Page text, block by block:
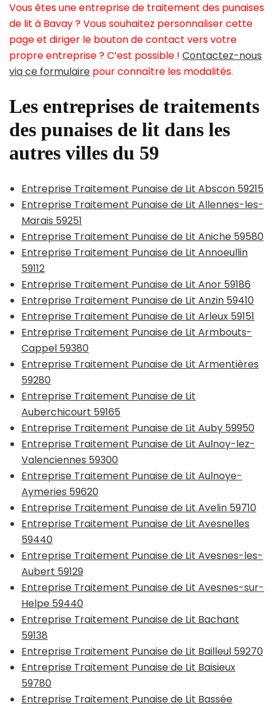
Vous êtes une entreprise de traitement des punaises
de lit à Bavay ? Vous souhaitez personnaliser cette
page et diriger le bouton de contact vers votre
propre entreprise ? C’est possible ! Contactez-nous
via ce formulaire pour connaître les modalités.
Les entreprises de traitements
des punaises de lit dans les
autres villes du 59
Entreprise Traitement Punaise de Lit Abscon 59215
Entreprise Traitement Punaise de Lit Allennes-les-
Marais 59251
Entreprise Traitement Punaise de Lit Aniche 59580
Entreprise Traitement Punaise de Lit Annoeullin
59112
Entreprise Traitement Punaise de Lit Anor 59186
Entreprise Traitement Punaise de Lit Anzin 59410
Entreprise Traitement Punaise de Lit Arleux 59151
Entreprise Traitement Punaise de Lit Armbouts-
Cappel 59380
Entreprise Traitement Punaise de Lit Armentières
59280
Entreprise Traitement Punaise de Lit
Auberchicourt 59165
Entreprise Traitement Punaise de Lit Auby 59950
Entreprise Traitement Punaise de Lit Aulnoy-lez-
Valenciennes 59300
Entreprise Traitement Punaise de Lit Aulnoye-
Aymeries 59620
Entreprise Traitement Punaise de Lit Avelin 59710
Entreprise Traitement Punaise de Lit Avesnelles
59440
Entreprise Traitement Punaise de Lit Avesnes-les-
Aubert 59129
Entreprise Traitement Punaise de Lit Avesnes-sur-
Helpe 59440
Entreprise Traitement Punaise de Lit Bachant
59138
Entreprise Traitement Punaise de Lit Bailleul 59270
Entreprise Traitement Punaise de Lit Baisieux
59780
Entreprise Traitement Punaise de Lit Bassée